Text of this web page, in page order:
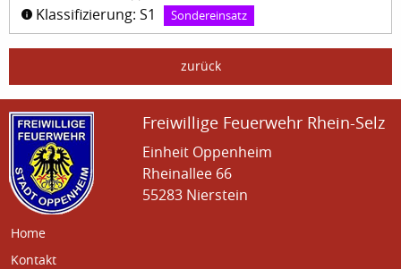
Klassifizierung: S1
Sondereinsatz
zurück
Freiwillige Feuerwehr Rhein-Selz
Einheit Oppenheim
Rheinallee 66
55283 Nierstein
Home
Kontakt